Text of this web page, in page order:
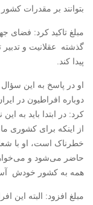
بتوانند بر مقدرات
مبلغ تاکید کرد: فضای
گذشته عقلانیت و
پیدا کند.
او در پاسخ به این
دوباره افراطیون در
کرد: در ابتدا باید به
از اینکه برای کشوری
خطرناک است، او با
حاضر می‌شود و می‌خواهد
همه به کشور خودش
مبلغ افزود: البته این